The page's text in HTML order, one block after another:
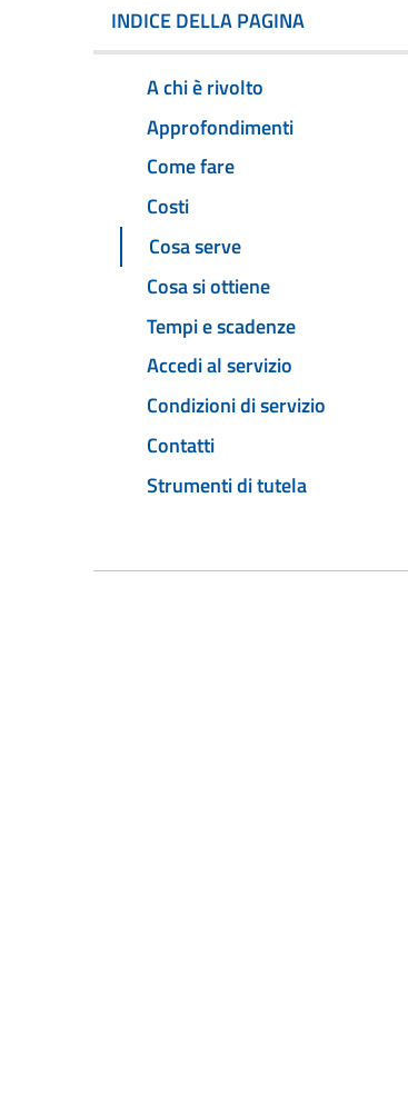
INDICE DELLA PAGINA
A chi è rivolto
Approfondimenti
Come fare
Costi
Cosa serve
Cosa si ottiene
Tempi e scadenze
Accedi al servizio
Condizioni di servizio
Contatti
Strumenti di tutela